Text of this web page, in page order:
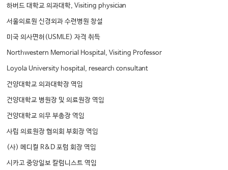
하버드 대학교 의과대학, Visiting physician
서울의료원 신경외과 수련병원 창설
미국 의사면허(USMLE) 자격 취득
Northwestern Memorial Hospital, Visiting Professor
Loyola University hospital, research consultant
건양대학교 의과대학장 역임
건양대학교 병원장 및 의료원장 역임
건양대학교 의무 부총장 역임
사립 의료원장 협의회 부회장 역임
(사) 메디컬 R&D 포럼 회장 역임
시카고 중앙일보 칼럼니스트 역임